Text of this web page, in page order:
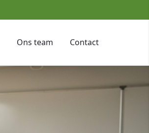
Ons team Contact